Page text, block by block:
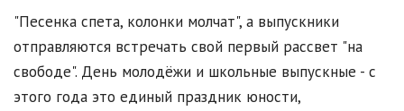
"Песенка спета, колонки молчат", а выпускники
отправляются встречать свой первый рассвет "на
свободе". День молодёжи и школьные выпускные - с
этого года это единый праздник юности,